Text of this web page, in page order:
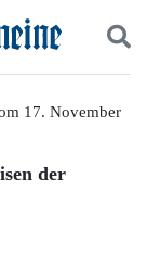
17. November
der